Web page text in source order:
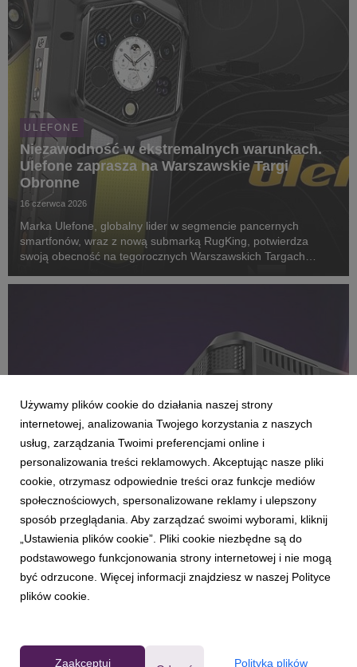
ULEFONE
Niezawodność w ekstremalnych warunkach.
Ulefone zaprasza na Warszawskie Targi
Obronne
16 czerwca 2026
Marka Ulefone, globalny lider w segmencie pancernych
smartfonów, wraz z nową submarką RugKing, potwierdza
swoją obecność na tegorocznych Warszawskich Targach
zapoznania się z urządzeniami mobilnymi dedykowanymi
ULEFONE
Pancerny smartfon może nas kosztować
nawet 53% mniej, niż klasyczny telefon
28 maja 2026
Kupując smartfon lub tablet do użytku domowego, zazwyczaj
zwracamy uwagę na aparat, pojemność baterii i cenę. Z kolei
dla firm kluczowy jest zakup sprzętu, który przetrwa jak
Używamy plików cookie do działania naszej strony
internetowej, analizowania Twojego korzystania z naszych
usług, zarządzania Twoimi preferencjami online i
personalizowania treści reklamowych. Akceptując nasze pliki
cookie, otrzymasz odpowiednie treści oraz funkcje mediów
społecznościowych, spersonalizowane reklamy i ulepszony
sposób przeglądania. Aby zarządzać swoimi wyborami, kliknij
„Ustawienia plików cookie”. Pliki cookie niezbędne są do
podstawowego funkcjonowania strony internetowej i nie mogą
być odrzucone. Więcej informacji znajdziesz w naszej Polityce
plików cookie.
Zaakceptuj Polityka plików